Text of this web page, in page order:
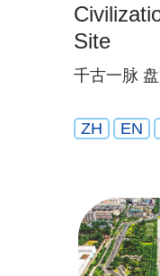
Site
千古一脉
ZH EN